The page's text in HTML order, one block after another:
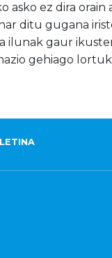
asko ez dira
ditu gugana
ilunak gaur
gehiago